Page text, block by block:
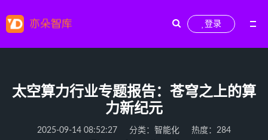
登录
太空算力行业专题报告：苍穹之上的算
力新纪元
2025-09-14 08:52:27 分类： 智能化
热度：284